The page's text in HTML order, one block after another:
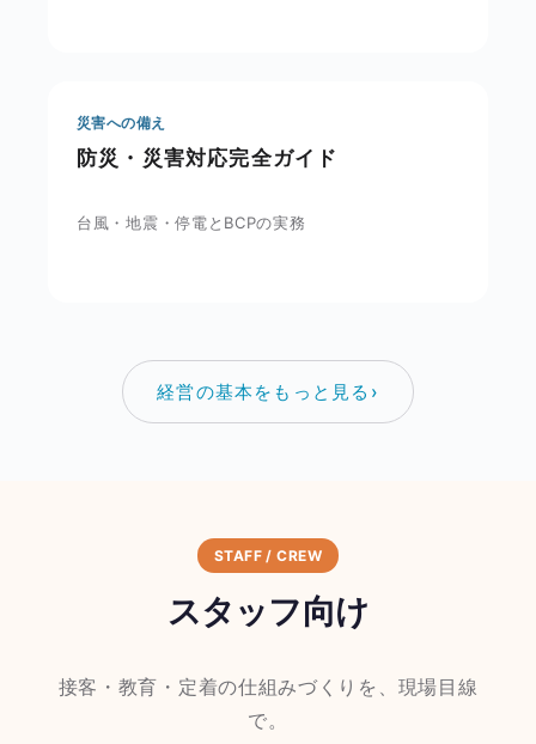
災害への備え
防災・災害対応完全ガイド
台風・地震・停電とBCPの実務
経営の基本をもっと見る ›
STAFF / CREW
スタッフ向け
接客・教育・定着の仕組みづくりを、現場目線
で。